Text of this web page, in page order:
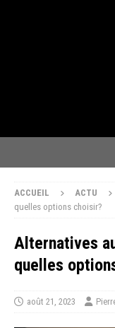
ACCUEIL ACTU
quelles options choisir?
Alternatives
quelles
août 21, 2023